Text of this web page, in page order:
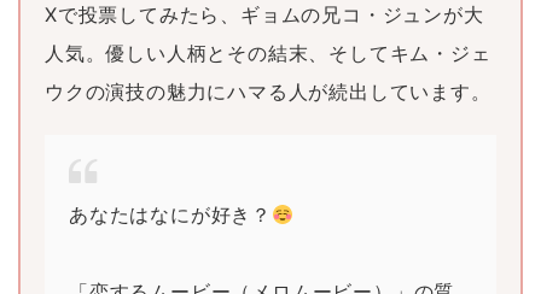
Xで投票してみたら、ギョムの兄コ・ジュンが大
人気。優しい人柄とその結末、そしてキム・ジェ
ウクの演技の魅力にハマる人が続出しています。
あなたはなにが好き？